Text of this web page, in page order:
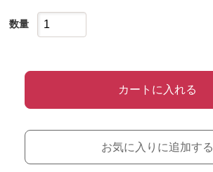
数量
カートに入れる
お気に入りに追加する